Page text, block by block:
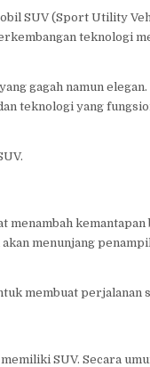
SUV (Sport Utility
teknologi
gagah namun elegan.
teknologi yang
menambah
menunjang
membuat perjalanan
SUV. Secara